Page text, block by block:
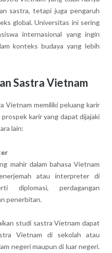
sastra, tetapi juga pengaruh
global. Universitas ini sering
internasional yang ingin
konteks budaya yang lebih
Sastra Vietnam
Vietnam memiliki peluang karir
karir yang dapat dijajaki
lain:
mahir dalam bahasa Vietnam
atau interpreter di
diplomasi, perdagangan
penerbitan.
studi sastra Vietnam dapat
Vietnam di sekolah atau
negeri maupun di luar negeri.